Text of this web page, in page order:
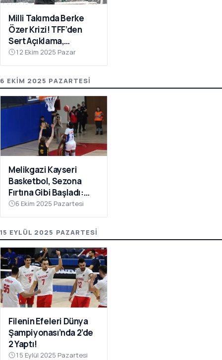
Milli Takımda Berke
Özer Krizi! TFF’den
Sert Açıklama,
Kaleciden Yanıt
Gecikmedi
12 Ekim 2025 Pazar
6 EKIM 2025 PAZARTESI
Melikgazi Kayseri
Basketbol, Sezona
Fırtına Gibi Başladı:
Dardanel Çanakkale’yi
Farklı Geçti
6 Ekim 2025 Pazartesi
15 EYLÜL 2025 PAZARTESI
Filenin Efeleri Dünya
Şampiyonası’nda 2’de
2 Yaptı!
15 Eylül 2025 Pazartesi